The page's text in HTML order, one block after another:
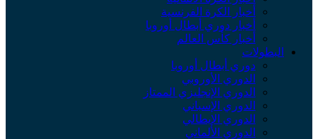
أخبار الكرة الفرنسية
أخبار دوري أبطال أوروبا
أخبار كأس العالم
البطولات
دوري أبطال أوروبا
الدوري الأوروبي
الدوري الإنجليزي الممتاز
الدوري الإسباني
الدوري الإيطالي
الدوري الألماني